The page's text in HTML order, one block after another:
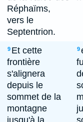
Réphaïms,
vers le
Septentrion.
9 Et cette
frontière
s'alignera
depuis le
sommet de la
montagne
jusqu'à la
9